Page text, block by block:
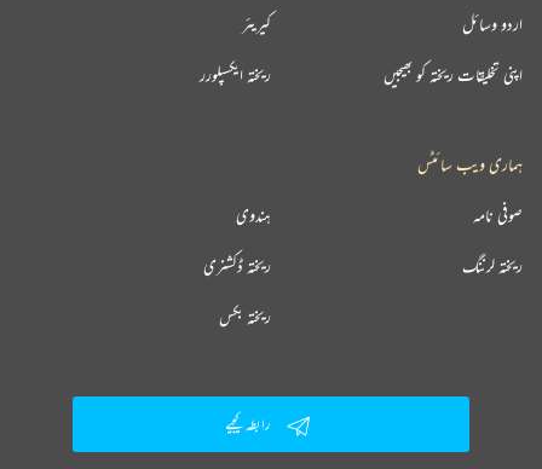
اردو وسائل
اپنی تخلیقات ریختہ کو بھیجیں
کیریئر
ریختہ ایکسپلورر
ہماری ویب سائٹس
ہندوی صوفی نامہ
ریختہ ڈکشنری ریختہ لرننگ
ریختہ بکس
رابطہ کیجیے